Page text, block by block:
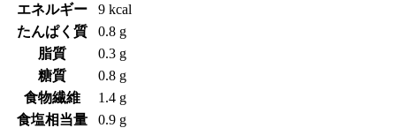
エネルギー
9 kcal
たんぱく質
0.8 g
脂質
0.3 g
糖質
0.8 g
食物繊維
1.4 g
食塩相当量
0.9 g